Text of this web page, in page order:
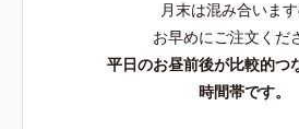
月末は混み合いま
お早めにご注文くだ
平日のお昼前後が比較的つ
時間帯です。